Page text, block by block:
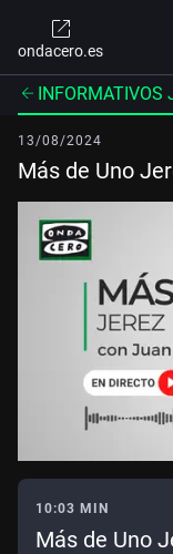
ondacero.es
INFORMATIVOS
13/08/2024
Más de Uno
10:03 MIN
Más de Uno